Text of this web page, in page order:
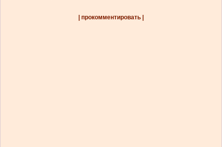
| прокомментировать |